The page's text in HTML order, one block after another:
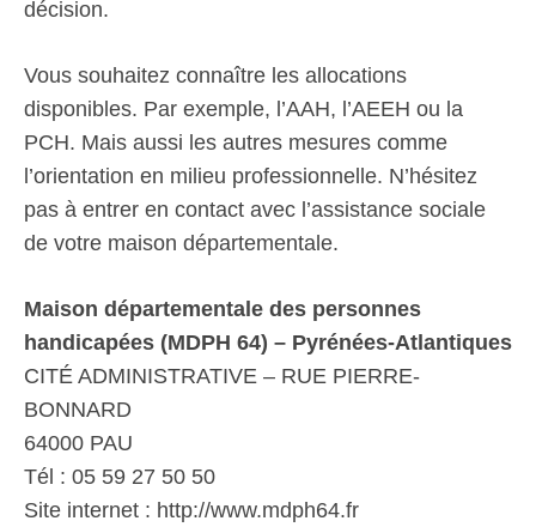
décision.
Vous souhaitez connaître les allocations
disponibles. Par exemple, l’AAH, l’AEEH ou la
PCH. Mais aussi les autres mesures comme
l’orientation en milieu professionnelle. N’hésitez
pas à entrer en contact avec l’assistance sociale
de votre maison départementale.
Maison départementale des personnes
handicapées (MDPH 64) – Pyrénées-Atlantiques
CITÉ ADMINISTRATIVE – RUE PIERRE-
BONNARD
64000 PAU
Tél : 05 59 27 50 50
Site internet : http://www.mdph64.fr